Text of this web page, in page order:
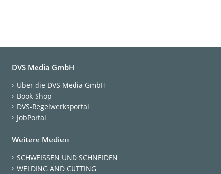
DVS Media GmbH
Über die DVS Media GmbH
Book-Shop
DVS-Regelwerksportal
JobPortal
Weitere Medien
SCHWEISSEN UND SCHNEIDEN
WELDING AND CUTTING